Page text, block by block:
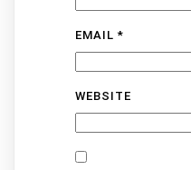
EMAIL *
WEBSITE